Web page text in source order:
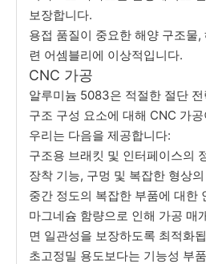
보장합니다.
용접 품질이 중요한 해양 구조물
련 어셈블리에 이상적입니다.
CNC 가공
알루미늄 5083은 적절한 절단
구조 구성 요소에 대해 CNC 가
우리는 다음을 제공합니다:
구조용 브래킷 및 인터페이스의
장착 기능, 구멍 및 복잡한 형상
중간 정도의 복잡한 부품에 대한
마그네슘 함량으로 인해 가공 매
면 일관성을 보장하도록 최적화
초고정밀 용도보다는 기능성 부